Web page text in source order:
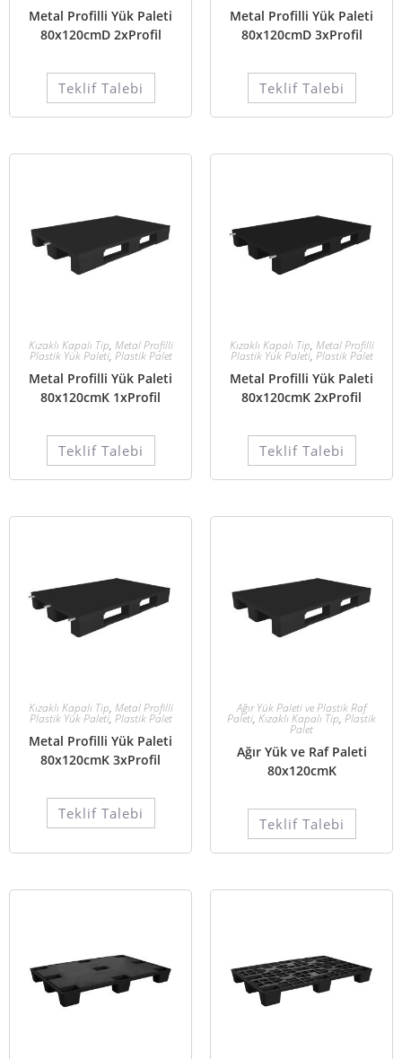
Metal Profilli Yük Paleti
80x120cmD 2xProfil
Teklif Talebi
Metal Profilli Yük Paleti
80x120cmD 3xProfil
Teklif Talebi
Kızaklı Kapalı Tip, Metal Profilli
Plastik Yük Paleti, Plastik Palet
Metal Profilli Yük Paleti
80x120cmK 1xProfil
Teklif Talebi
Kızaklı Kapalı Tip, Metal Profilli
Plastik Yük Paleti, Plastik Palet
Metal Profilli Yük Paleti
80x120cmK 2xProfil
Teklif Talebi
Kızaklı Kapalı Tip, Metal Profilli
Plastik Yük Paleti, Plastik Palet
Metal Profilli Yük Paleti
80x120cmK 3xProfil
Teklif Talebi
Ağır Yük Paleti ve Plastik Raf
Paleti, Kızaklı Kapalı Tip, Plastik
Palet
Ağır Yük ve Raf Paleti
80x120cmK
Teklif Talebi